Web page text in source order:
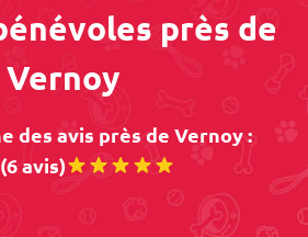
près de
Vernoy
des avis près de Vernoy :
avis)